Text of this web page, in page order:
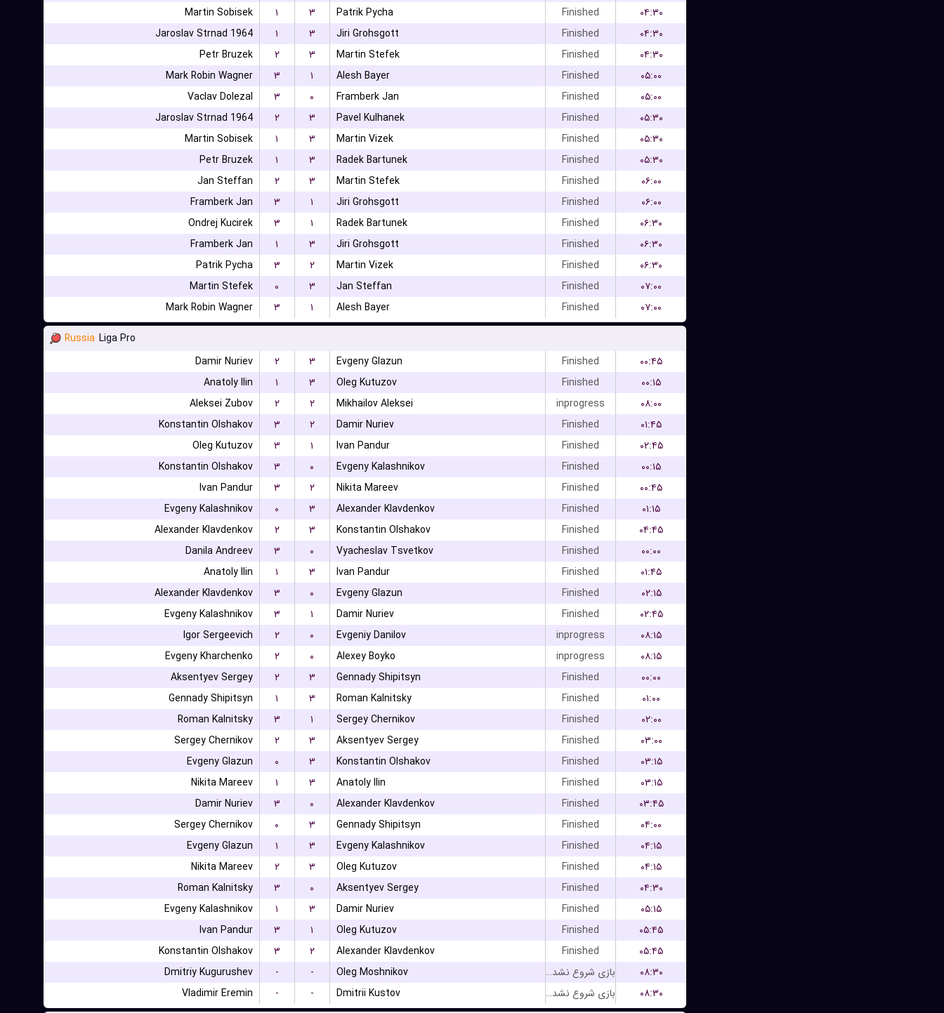
Martin Sobisek
۱ ۳ Patrik Pycha Finished
۰۴:۳۰
Jaroslav Strnad 1964
۱ ۳ Jiri Grohsgott Finished
۰۴:۳۰
Petr Bruzek
۲ ۳ Martin Stefek Finished
۰۴:۳۰
Mark Robin Wagner
۳ ۱ Alesh Bayer Finished
۰۵:۰۰
Vaclav Dolezal
۳ ۰ Framberk Jan Finished
۰۵:۰۰
Jaroslav Strnad 1964
۲ ۳ Pavel Kulhanek Finished
۰۵:۳۰
Martin Sobisek
۱ ۳ Martin Vizek Finished
۰۵:۳۰
Petr Bruzek
۱ ۳ Radek Bartunek Finished
۰۵:۳۰
Jan Steffan
۲ ۳ Martin Stefek Finished
۰۶:۰۰
Framberk Jan
۳ ۱ Jiri Grohsgott Finished
۰۶:۰۰
Ondrej Kucirek
۳ ۱ Radek Bartunek Finished
۰۶:۳۰
Framberk Jan
۱ ۳ Jiri Grohsgott Finished
۰۶:۳۰
Patrik Pycha
۳ ۲ Martin Vizek Finished
۰۶:۳۰
Martin Stefek
۰ ۳ Jan Steffan Finished
۰۷:۰۰
Mark Robin Wagner
۳ ۱ Alesh Bayer Finished
۰۷:۰۰
Russia Liga Pro
Damir Nuriev
۲ ۳ Evgeny Glazun Finished
۰۰:۴۵
Anatoly Ilin
۱ ۳ Oleg Kutuzov Finished
۰۰:۱۵
Aleksei Zubov
۲ ۲ Mikhailov Aleksei inprogress
۰۸:۰۰
Konstantin Olshakov
۳ ۲ Damir Nuriev Finished
۰۱:۴۵
Oleg Kutuzov
۳ ۱ Ivan Pandur Finished
۰۲:۴۵
Konstantin Olshakov
۳ ۰ Evgeny Kalashnikov Finished
۰۰:۱۵
Ivan Pandur
۳ ۲ Nikita Mareev Finished
۰۰:۴۵
Evgeny Kalashnikov
۰ ۳ Alexander Klavdenkov Finished
۰۱:۱۵
Alexander Klavdenkov
۲ ۳ Konstantin Olshakov Finished
۰۴:۴۵
Danila Andreev
۳ ۰ Vyacheslav Tsvetkov Finished
۰۰:۰۰
Anatoly Ilin
۱ ۳ Ivan Pandur Finished
۰۱:۴۵
Alexander Klavdenkov
۳ ۰ Evgeny Glazun Finished
۰۲:۱۵
Evgeny Kalashnikov
۳ ۱ Damir Nuriev Finished
۰۲:۴۵
Igor Sergeevich
۲ ۰ Evgeniy Danilov inprogress
۰۸:۱۵
Evgeny Kharchenko
۲ ۰ Alexey Boyko inprogress
۰۸:۱۵
Aksentyev Sergey
۲ ۳ Gennady Shipitsyn Finished
۰۰:۰۰
Gennady Shipitsyn
۱ ۳ Roman Kalnitsky Finished
۰۱:۰۰
Roman Kalnitsky
۳ ۱ Sergey Chernikov Finished
۰۲:۰۰
Sergey Chernikov
۲ ۳ Aksentyev Sergey Finished
۰۳:۰۰
Evgeny Glazun
۰ ۳ Konstantin Olshakov Finished
۰۳:۱۵
Nikita Mareev
۱ ۳ Anatoly Ilin Finished
۰۳:۱۵
Damir Nuriev
۳ ۰ Alexander Klavdenkov Finished
۰۳:۴۵
Sergey Chernikov
۰ ۳ Gennady Shipitsyn Finished
۰۴:۰۰
Evgeny Glazun
۱ ۳ Evgeny Kalashnikov Finished
۰۴:۱۵
Nikita Mareev
۲ ۳ Oleg Kutuzov Finished
۰۴:۱۵
Roman Kalnitsky
۳ ۰ Aksentyev Sergey Finished
۰۴:۳۰
Evgeny Kalashnikov
۱ ۳ Damir Nuriev Finished
۰۵:۱۵
Ivan Pandur
۳ ۱ Oleg Kutuzov Finished
۰۵:۴۵
Konstantin Olshakov
۳ ۲ Alexander Klavdenkov Finished
۰۵:۴۵
Dmitriy Kugurushev
- - Oleg Moshnikov بازی شروع نشده است
۰۸:۳۰
Vladimir Eremin
- - Dmitrii Kustov بازی شروع نشده است
۰۸:۳۰